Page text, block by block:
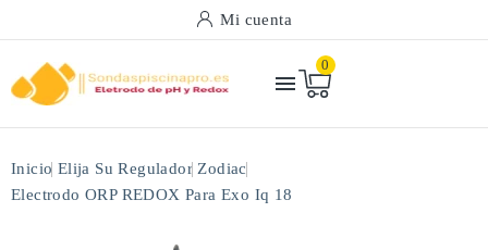
Mi cuenta

0
Inicio Elija Su Regulador Zodiac
Electrodo ORP REDOX Para Exo Iq 18